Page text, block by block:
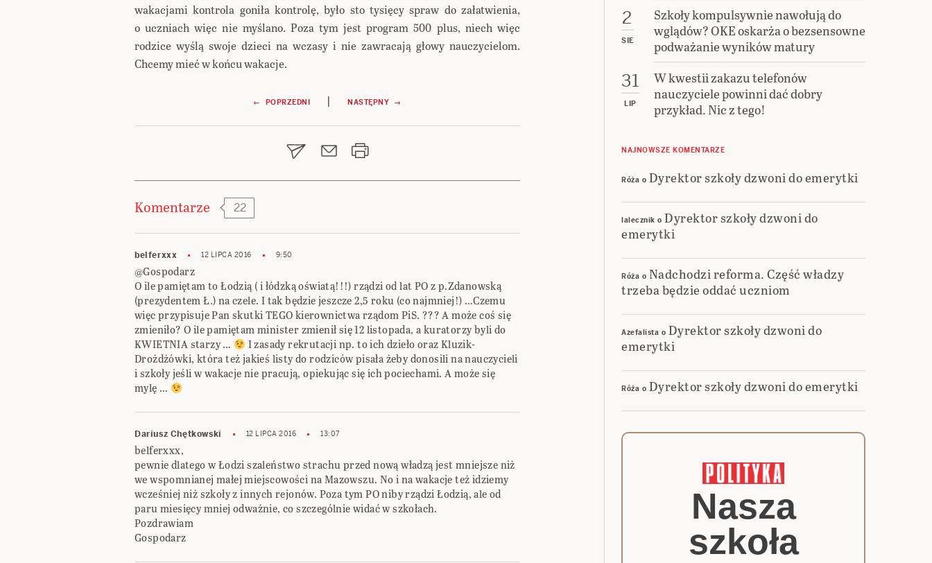
wakacjami kontrola goniła kontrolę, było sto tysięcy spraw do załatwienia,
o uczniach więc nie myślano. Poza tym jest program 500 plus, niech więc
rodzice wyślą swoje dzieci na wczasy i nie zawracają głowy nauczycielom.
Chcemy mieć w końcu wakacje.
wpisu
← POPRZEDNI | NASTĘPNY →
Komentarze 22
belferxxx 12 LIPCA 2016 9:50
@Gospodarz
O ile pamiętam to Łodzią ( i łódzką oświatą!!!) rządzi od lat PO z p.Zdanowską
(prezydentem Ł.) na czele. I tak będzie jeszcze 2,5 roku (co najmniej!) …Czemu
więc przypisuje Pan skutki TEGO kierownictwa rządom PiS. ??? A może coś się
zmieniło? O ile pamiętam minister zmienił się 12 listopada, a kuratorzy byli do
KWIETNIA starzy …
I zasady rekrutacji np. to ich dzieło oraz Kluzik-
Drożdżówki, która też jakieś listy do rodziców pisała żeby donosili na nauczycieli
i szkoły jeśli w wakacje nie pracują, opiekując się ich pociechami. A może się
mylę …
Dariusz Chętkowski 12 LIPCA 2016 13:07
belferxxx,
pewnie dlatego w Łodzi szaleństwo strachu przed nową władzą jest mniejsze niż
we wspomnianej małej miejscowości na Mazowszu. No i na wakacje też idziemy
wcześniej niż szkoły z innych rejonów. Poza tym PO niby rządzi Łodzią, ale od
paru miesięcy mniej odważnie, co szczególnie widać w szkołach.
Pozdrawiam
Gospodarz
2
SIE
Szkoły kompulsywnie nawołują do
wglądów? OKE oskarża o bezsensowne
podważanie wyników matury
31
LIP
W kwestii zakazu telefonów
nauczyciele powinni dać dobry
przykład. Nic z tego!
NAJNOWSZE KOMENTARZE
Róża o Dyrektor szkoły dzwoni do emerytki
lalecznik o Dyrektor szkoły dzwoni do
emerytki
Róża o Nadchodzi reforma. Część władzy
trzeba będzie oddać uczniom
Azefalista o Dyrektor szkoły dzwoni do
emerytki
Róża o Dyrektor szkoły dzwoni do emerytki
Nasza
szkoła